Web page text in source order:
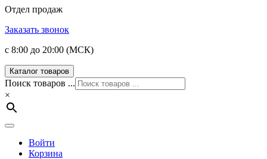
Отдел продаж
Заказать звонок
с 8:00 до 20:00 (МСК)
Каталог товаров
Поиск товаров ...
×
Войти
Корзина